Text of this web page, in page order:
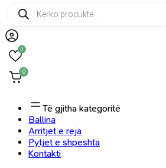
Products
search
0
0
Të gjitha kategoritë
Ballina
Arritjet e reja
Pytjet e shpeshta
Kontakti